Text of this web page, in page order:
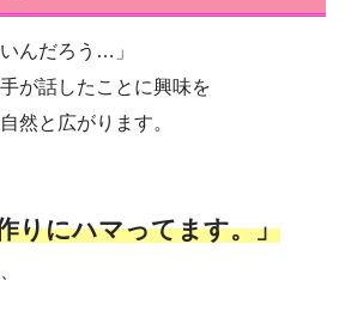
んだろう…」
が話したことに興味を
然と広がります。
りにハマってます。」